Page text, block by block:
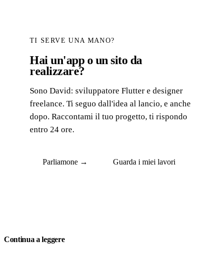
TI SERVE UNA MANO?
Hai un'app o un sito da
realizzare?
Sono David: sviluppatore Flutter e designer
freelance. Ti seguo dall'idea al lancio, e anche
dopo. Raccontami il tuo progetto, ti rispondo
entro 24 ore.
Parliamone → Guarda i miei lavori
Continua a leggere